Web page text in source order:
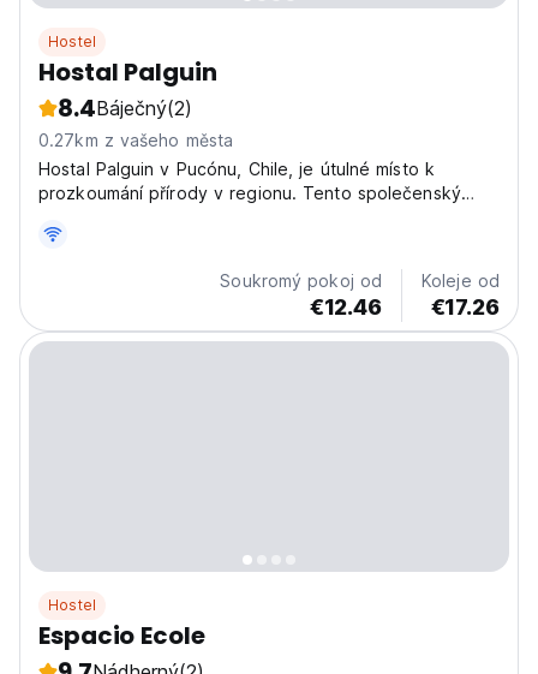
Hostel
Hostal Palguin
8.4Báječný(2)
0.27km z vašeho města
Hostal Palguin v Pucónu, Chile, je útulné místo k
prozkoumání přírody v regionu. Tento společenský
dobrodružství a relaxaci. (Auto-translated from original
Soukromý pokoj od
€12.46
Koleje od
€17.26
Hostel
Espacio Ecole